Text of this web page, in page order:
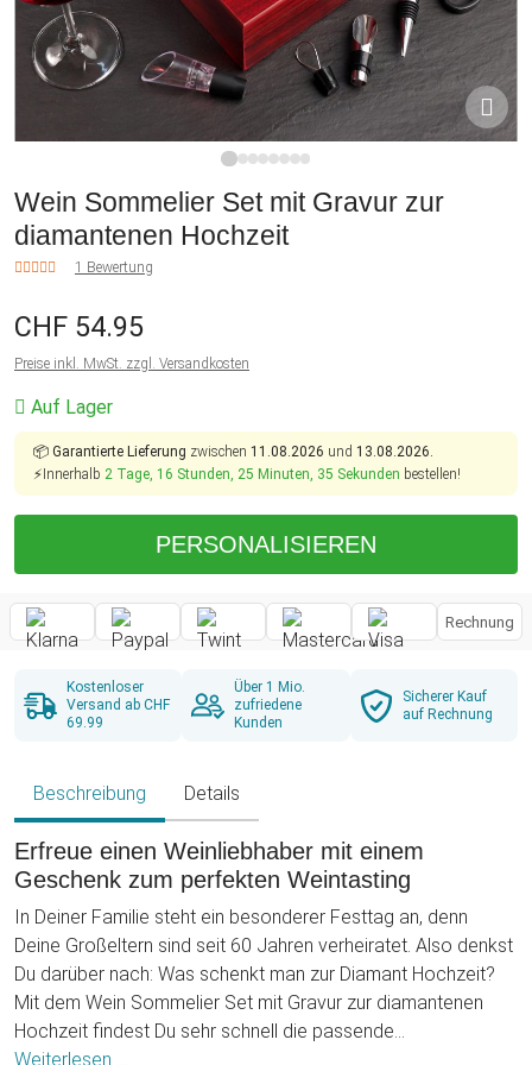
Wein Sommelier Set mit Gravur zur
diamantenen Hochzeit
1 Bewertung
CHF 54.95
Preise inkl. MwSt. zzgl. Versandkosten
Auf Lager
📦 Garantierte Lieferung zwischen 11.08.2026 und 13.08.2026.
⚡Innerhalb 2 Tage, 16 Stunden, 25 Minuten, 35 Sekunden bestellen!
PERSONALISIEREN
Rechnung
Kostenloser
Versand ab CHF
69.99
Über 1 Mio.
zufriedene
Kunden
Sicherer Kauf
auf Rechnung
Beschreibung Details
Erfreue einen Weinliebhaber mit einem
Geschenk zum perfekten Weintasting
In Deiner Familie steht ein besonderer Festtag an, denn
Deine Großeltern sind seit 60 Jahren verheiratet. Also denkst
Du darüber nach: Was schenkt man zur Diamant Hochzeit?
Mit dem Wein Sommelier Set mit Gravur zur diamantenen
Hochzeit findest Du sehr schnell die passende
Geschenkidee. Weil Deine Großeltern gerne einen
Weiterlesen ...